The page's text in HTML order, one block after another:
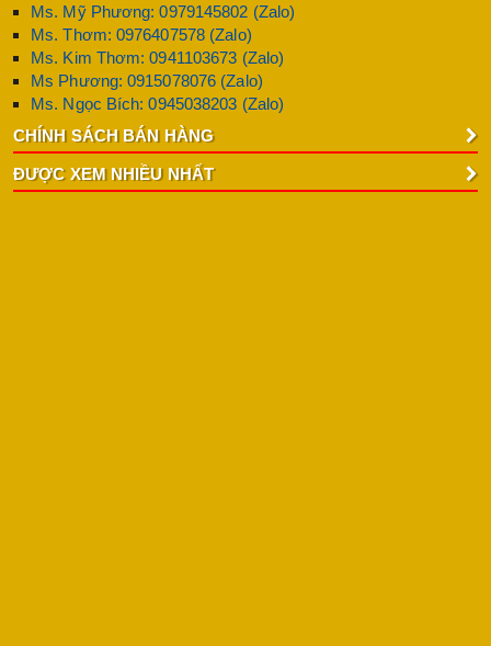
Ms. Mỹ Phương: 0979145802 (Zalo)
Ms. Thơm: 0976407578 (Zalo)
Ms. Kim Thơm: 0941103673 (Zalo)
Ms Phương: 0915078076 (Zalo)
Ms. Ngọc Bích: 0945038203 (Zalo)
CHÍNH SÁCH BÁN HÀNG
ĐƯỢC XEM NHIỀU NHẤT